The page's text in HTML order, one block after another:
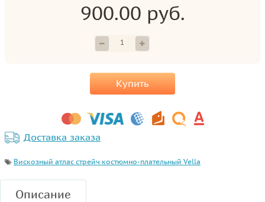
900.00 руб.
Купить
Доставка заказа
Вискозный атлас стрейч костюмно-плательный Vella
Описание